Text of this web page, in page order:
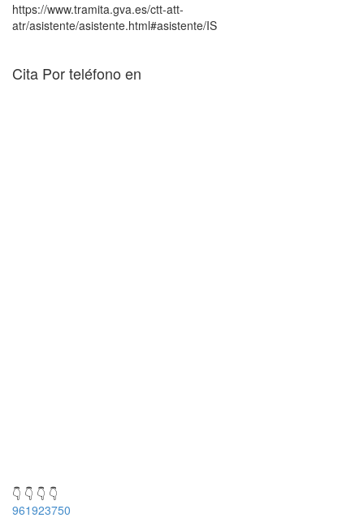
https://www.tramita.gva.es/ctt-att-
atr/asistente/asistente.html#asistente/IS
Cita Por teléfono en
👇 👇 👇 👇
961923750